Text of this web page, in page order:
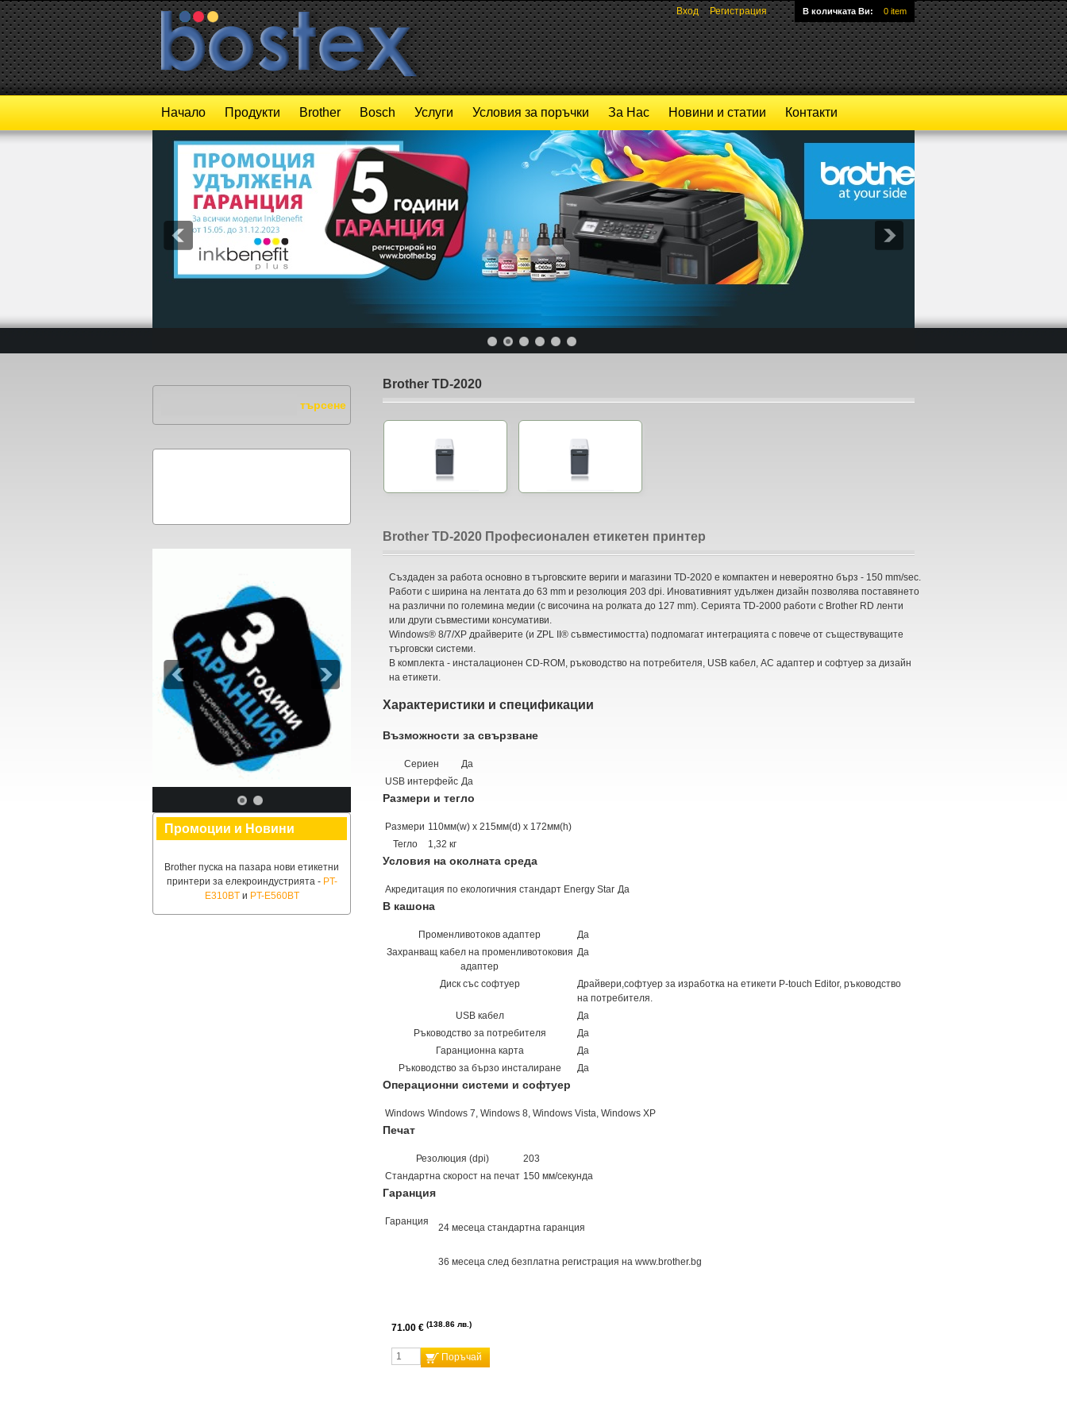
Вход Регистрация В количката Ви: 0 item
Начало Продукти Brother Bosch Услуги Условия за поръчки За Нас Новини и статии Контакти
Промоции и Новини
Brother пуска на пазара нови етикетни
принтери за елекроиндустрията - PT-
E310BT и PT-E560BT
Brother TD-2020
Brother TD-2020 Професионален етикетен принтер
Създаден за работа основно в търговските вериги и магазини TD-2020 е компактен и невероятно бърз - 150 mm/sec.
Работи с ширина на лентата до 63 mm и резолюция 203 dpi. Иновативният удължен дизайн позволява поставянето
на различни по големина медии (с височина на ролката до 127 mm). Серията TD-2000 работи с Brother RD ленти
или други съвместими консумативи.
Windows® 8/7/XP драйверите (и ZPL II® съвместимостта) подпомагат интеграцията с повече от съществуващите
търговски системи.
В комплекта - инсталационен CD-ROM, ръководство на потребителя, USB кабел, AC адаптер и софтуер за дизайн
на етикети.
Характеристики и спецификации
Възможности за свързване
Сериен
Да
USB интерфейс Да
Размери и тегло
Размери 110мм(w) x 215мм(d) x 172мм(h)
Тегло
1,32 кг
Условия на околната среда
Акредитация по екологичния стандарт Energy Star Да
В кашона
Променливотоков адаптер
Да
Захранващ кабел на променливотоковия
адаптер
Да
Диск със софтуер
Драйвери,софтуер за изработка на етикети P-touch Editor, ръководство
на потребителя.
USB кабел
Да
Ръководство за потребителя
Да
Гаранционна карта
Да
Ръководство за бързо инсталиране
Да
Операционни системи и софтуер
Windows Windows 7, Windows 8, Windows Vista, Windows XP
Печат
Резолюция (dpi)
203
Стандартна скорост на печат 150 мм/секунда
Гаранция
Гаранция
24 месеца стандартна гаранция
36 месеца след безплатна регистрация на www.brother.bg
71.00 € 138.86 лв.
Поръчай